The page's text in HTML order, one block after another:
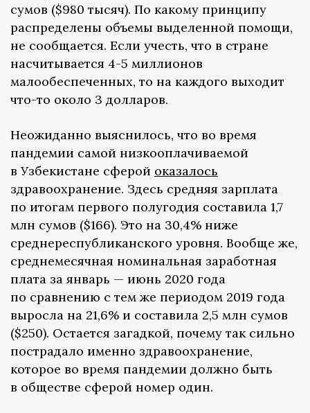
сумов ($980 тысяч). По какому принципу
распределены объемы выделенной помощи,
не сообщается. Если учесть, что в стране
насчитывается 4-5 миллионов
малообеспеченных, то на каждого выходит
что-то около 3 долларов.
Неожиданно выяснилось, что во время
пандемии самой низкооплачиваемой
в Узбекистане сферой оказалось
здравоохранение. Здесь средняя зарплата
по итогам первого полугодия составила 1,7
млн сумов ($166). Это на 30,4% ниже
среднереспубликанского уровня. Вообще же,
среднемесячная номинальная заработная
плата за январь — июнь 2020 года
по сравнению с тем же периодом 2019 года
выросла на 21,6% и составила 2,5 млн cумов
($250). Остается загадкой, почему так сильно
пострадало именно здравоохранение,
которое во время пандемии должно быть
в обществе сферой номер один.